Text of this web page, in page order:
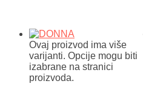
Ovaj proizvod ima više
varijanti. Opcije mogu biti
izabrane na stranici
proizvoda.